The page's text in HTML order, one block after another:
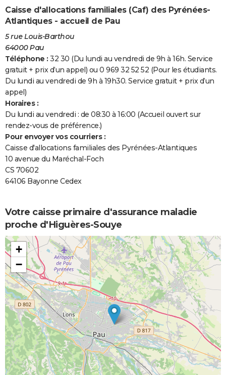
Caisse d'allocations familiales (Caf) des Pyrénées-
Atlantiques - accueil de Pau
5 rue Louis-Barthou
64000 Pau
Téléphone : 32 30 (Du lundi au vendredi de 9h à 16h. Service
gratuit + prix d’un appel) ou 0 969 32 52 52 (Pour les étudiants.
Du lundi au vendredi de 9h à 19h30. Service gratuit + prix d’un
appel)
Horaires :
Du lundi au vendredi : de 08:30 à 16:00 (Accueil ouvert sur
rendez-vous de préférence.)
Pour envoyer vos courriers :
Caisse d'allocations familiales des Pyrénées-Atlantiques
10 avenue du Maréchal-Foch
CS 70602
64106 Bayonne Cedex
Votre caisse primaire d'assurance maladie
proche d'Higuères-Souye
+
−